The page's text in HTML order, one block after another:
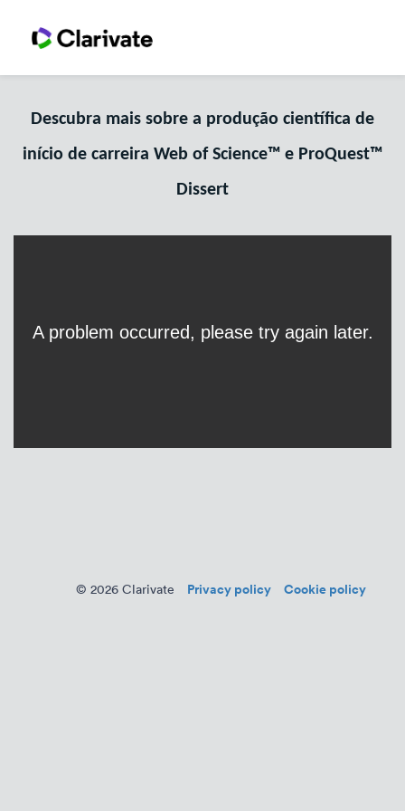
Descubra mais sobre a produção científica de
início de carreira Web of Science™ e ProQuest™
Dissert
© 2026 Clarivate Privacy policy Cookie policy